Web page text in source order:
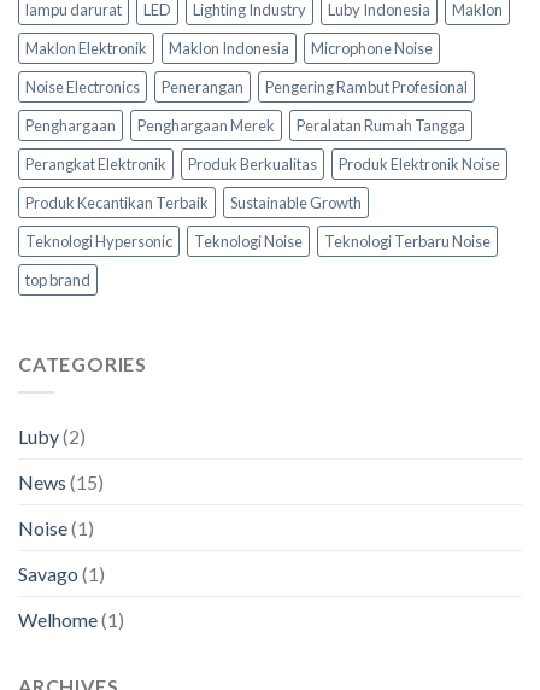
lampu darurat
LED Lighting Industry Luby Indonesia
Maklon
Maklon Elektronik
Maklon Indonesia
Microphone Noise
Noise Electronics
Penerangan
Pengering Rambut Profesional
Penghargaan
Penghargaan Merek
Peralatan Rumah Tangga
Perangkat Elektronik
Produk Berkualitas
Produk Elektronik Noise
Produk Kecantikan Terbaik
Sustainable Growth
Teknologi Hypersonic
Teknologi Noise
Teknologi Terbaru Noise
top brand
CATEGORIES
Luby(2)
News (15)
Noise(1)
Savago (1)
Welhome(1)